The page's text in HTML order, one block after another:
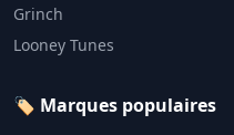
Grinch
Looney Tunes
🏷️ Marques populaires